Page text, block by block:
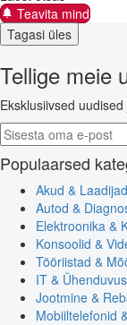
Teavita mind
Tagasi üles
Tellige meie
Eksklusiivsed
Populaarsed
Akud & Laadijad
Autod &
Elektroonika &
Konsoolid &
Tööriistad &
IT & Ühenduvus
Jootmine &
Mobiiltelefonid